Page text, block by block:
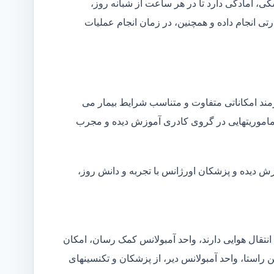
آمادگی دارد تا در هر ساعت از شبانه روز،
انجام داده و همچنین، در زمان انجام عملیات
امکاناتی متفاوت و متناسب شرایط بیمار می
ماموریتهایی در گروی کادری آموزش دیده و مجرب
دیده و پزشکان اورژانس با تجربه و دانش روز،
هوایی دارند، واحد آمبولانس کمک رسان، امکان
واحد آمبولانس دیر، از پزشکان و تکنسینهای